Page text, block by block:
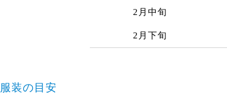
2月中旬
2月下旬
服装の目安